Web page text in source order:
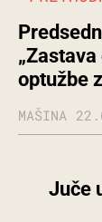
optužbe
MAŠINA
Juče